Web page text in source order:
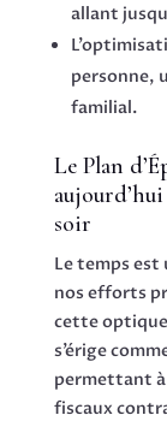
allant
personne,
familial.
Le Plan
soir
Le temps
nos efforts
cette
s’érige
permettant à
fiscaux